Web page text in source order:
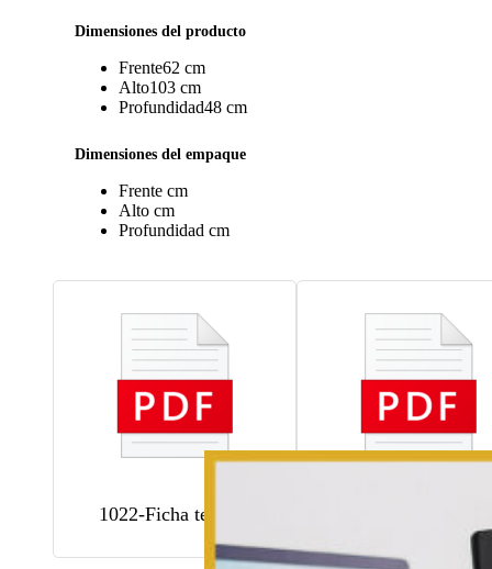
Dimensiones del producto
Frente62 cm
Alto103 cm
Profundidad48 cm
Dimensiones del empaque
Frente cm
Alto cm
Profundidad cm
1022-Ficha tecnica